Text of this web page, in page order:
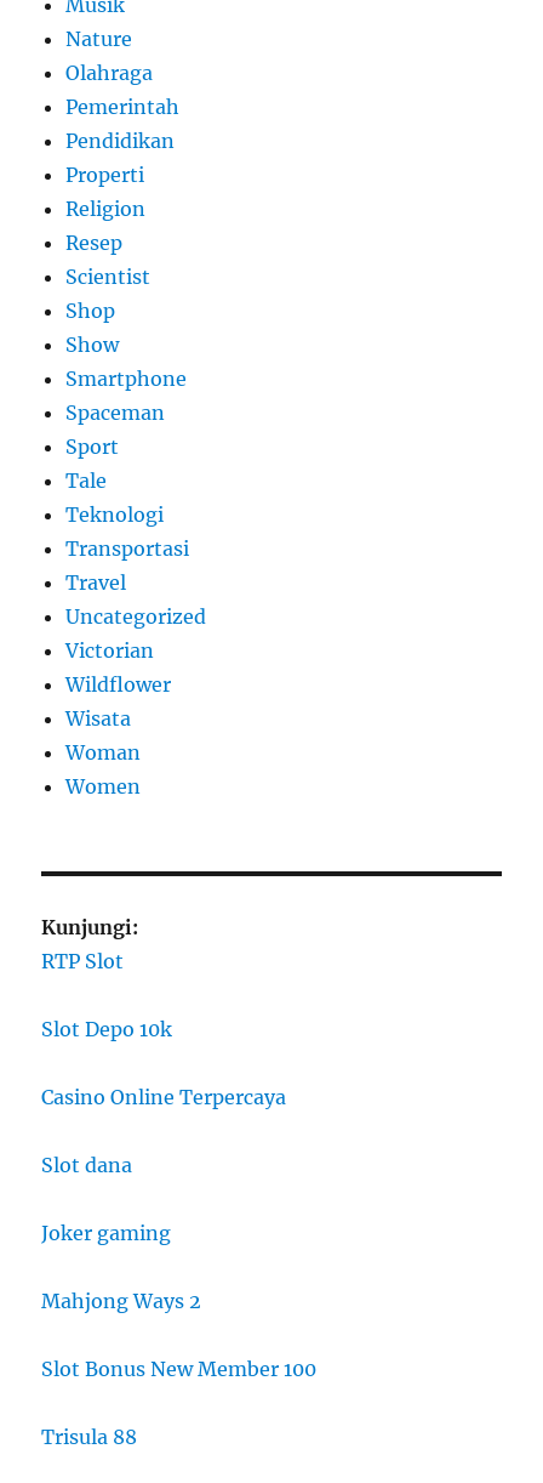
Nature
Olahraga
Pemerintah
Pendidikan
Properti
Religion
Resep
Scientist
Shop
Show
Smartphone
Spaceman
Sport
Tale
Teknologi
Transportasi
Travel
Uncategorized
Victorian
Wildflower
Wisata
Woman
Women
Kunjungi:
RTP Slot
Slot Depo 10k
Casino Online Terpercaya
Slot dana
Joker gaming
Mahjong Ways 2
Slot Bonus New Member 100
Trisula 88